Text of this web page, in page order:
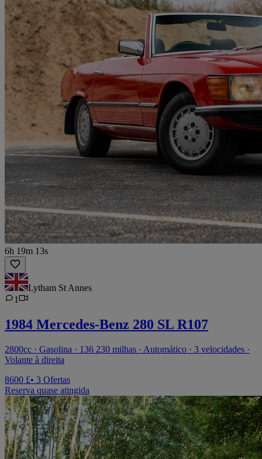
6h 19m 13s
Lytham St Annes
1
1984 Mercedes-Benz 280 SL R107
2800cc · Gasolina · 136 230 milhas · Automático · 3 velocidades ·
Volante à direita
8600 £• 3 Ofertas
Reserva quase atingida